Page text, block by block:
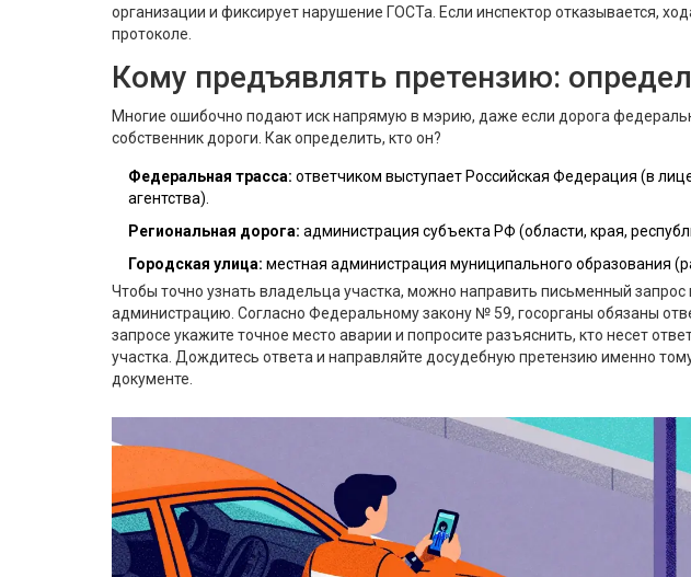
организации и фиксирует нарушение ГОСТа. Если инспектор отказывается,
протоколе.
Кому предъявлять претензию:
Многие ошибочно подают иск напрямую в мэрию, даже если дорога
собственник дороги. Как определить, кто он?
Федеральная трасса: ответчиком выступает Российская Федерация (в
агентства).
Региональная дорога: администрация субъекта РФ (области, края,
Городская улица: местная администрация муниципального образования
Чтобы точно узнать владельца участка, можно направить письменный
администрацию. Согласно Федеральному закону № 59, госорганы обязаны
запросе укажите точное место аварии и попросите разъяснить, кто несет
участка. Дождитесь ответа и направляйте досудебную претензию именно
документе.